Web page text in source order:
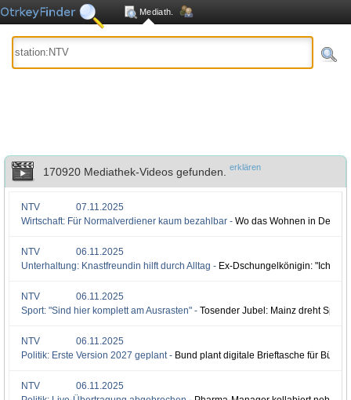
Mediath.
170920 Mediathek-Videos gefunden. erklären
NTV
07.11.2025
Wirtschaft: Für Normalverdiener kaum bezahlbar - Wo das Wohnen in
NTV
06.11.2025
Unterhaltung: Knastfreundin hilft durch Alltag - Ex-Dschungelkönigin: "Ich bin
NTV
06.11.2025
Sport: "Sind hier komplett am Ausrasten" - Tosender Jubel: Mainz dreht Spiel
NTV
06.11.2025
Politik: Erste Version 2027 geplant - Bund plant digitale Brieftasche für Bürger
NTV
06.11.2025